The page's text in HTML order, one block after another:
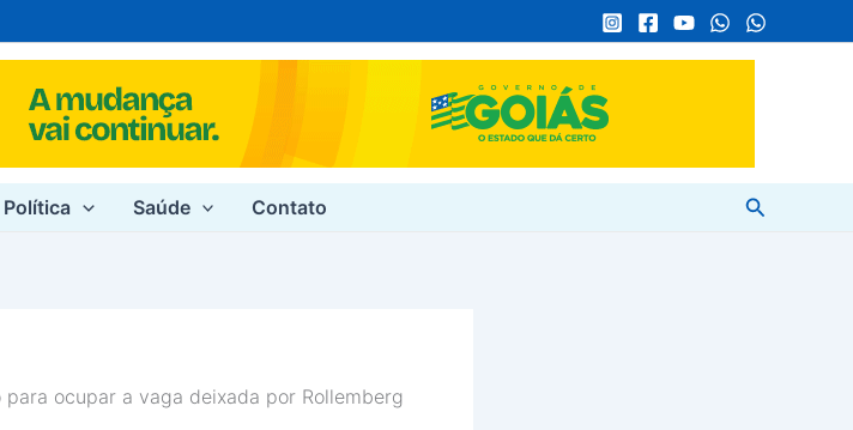
Política Saúde Contato Pesquisar
ocupar a vaga deixada por Rollemberg